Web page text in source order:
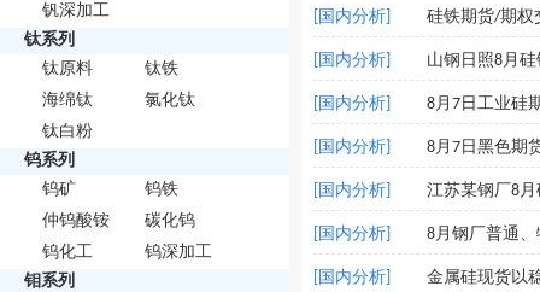
钒深加工
钛系列
钛原料
钛铁
海绵钛
氯化钛
钛白粉
钨系列
钨矿
钨铁
仲钨酸铵
碳化钨
钨化工
钨深加工
钼系列
[国内分析] 硅铁期货/期权
[国内分析] 山钢日照8月
[国内分析] 8月7日工业硅
[国内分析] 8月7日黑色期
[国内分析] 江苏某钢厂8
[国内分析] 8月钢厂普通
[国内分析] 金属硅现货以